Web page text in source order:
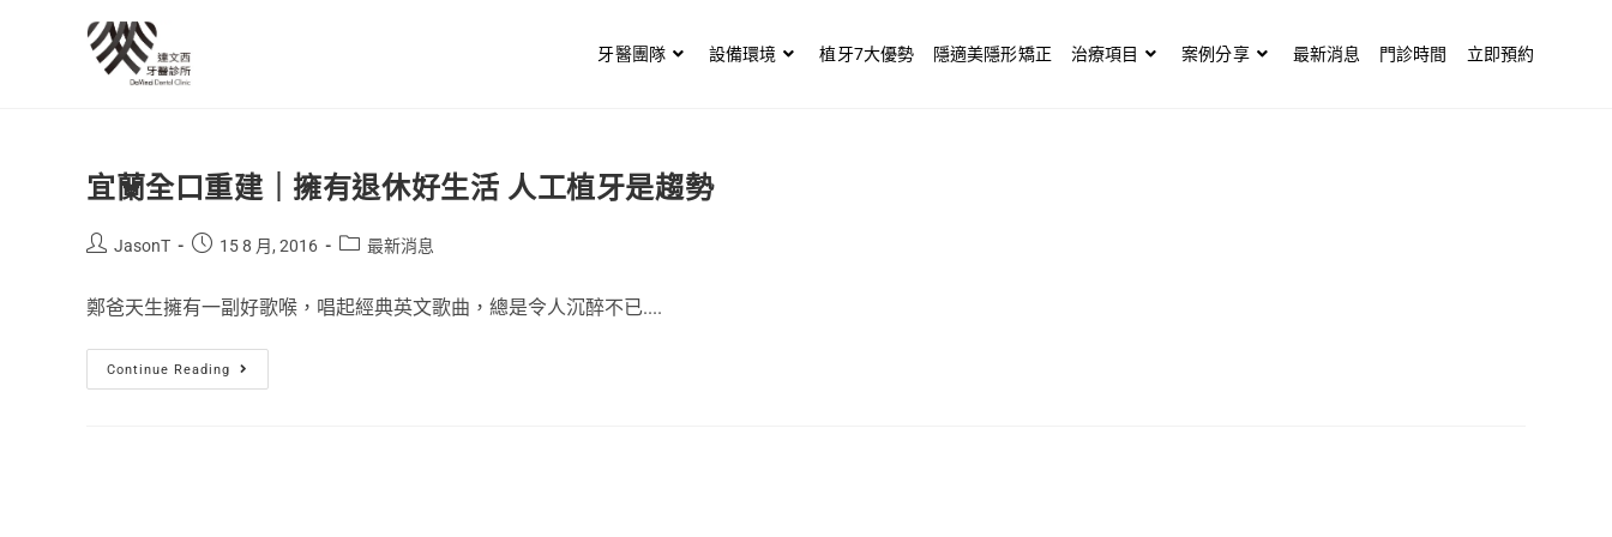
牙醫團隊 設備環境 植牙7大優勢 隱適美隱形矯正 治療項目 案例分享 最新消息 門診時間 立即預約
宜蘭全口重建｜擁有退休好生活 人工植牙是趨勢
JasonT 15 8 月, 2016 最新消息
鄭爸天生擁有一副好歌喉，唱起經典英文歌曲，總是令人沉醉不已....
Continue Reading